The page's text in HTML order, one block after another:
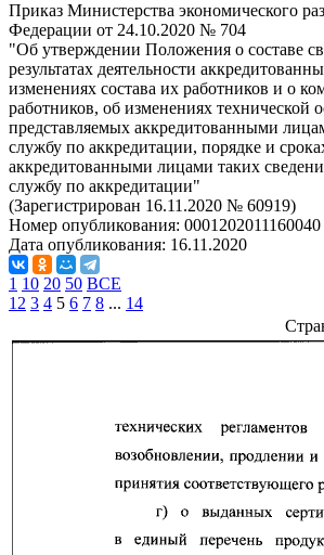
Приказ Министерства экономического
Федерации от 24.10.2020 № 704
"Об утверждении Положения о составе
результатах деятельности
изменениях состава их работников и о
работников, об изменениях технической
представляемых аккредитованными
службу по аккредитации, порядке и
аккредитованными лицами таких
службу по аккредитации"
(Зарегистрирован 16.11.2020 № 60919)
Номер опубликования: 0001202011160040
Дата опубликования: 16.11.2020
1 10 20 50 ВСЕ
1 2 3 4 5 6 7 8 ... 14